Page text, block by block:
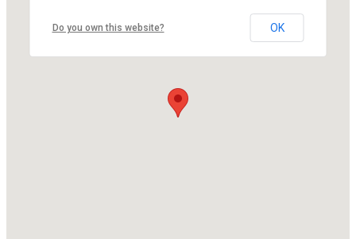
Do you own this website? OK